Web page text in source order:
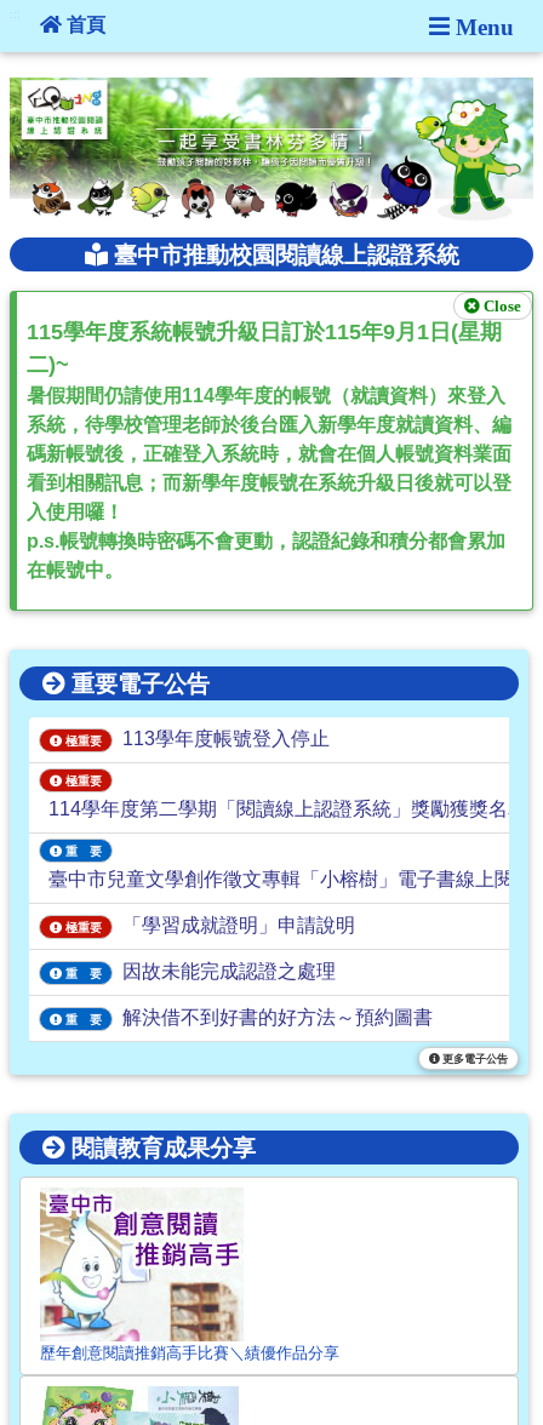
:::
首頁 Menu
臺中市推動校園閱讀線上認證系統
Close
115學年度系統帳號升級日訂於115年9月1日(星期
二)~
暑假期間仍請使用114學年度的帳號（就讀資料）來登入
系統，待學校管理老師於後台匯入新學年度就讀資料、編
碼新帳號後，正確登入系統時，就會在個人帳號資料業面
看到相關訊息；而新學年度帳號在系統升級日後就可以登
入使用囉！
p.s.帳號轉換時密碼不會更動，認證紀錄和積分都會累加
在帳號中。
重要電子公告
極重要 113學年度帳號登入停止
極重要
114學年度第二學期「閱讀線上認證系統」獎勵獲獎名單
重 要
臺中市兒童文學創作徵文專輯「小榕樹」電子書線上閱讀
極重要 「學習成就證明」申請說明
重 要 因故未能完成認證之處理
重 要 解決借不到好書的好方法～預約圖書
更多電子公告
閱讀教育成果分享
歷年創意閱讀推銷高手比賽＼績優作品分享